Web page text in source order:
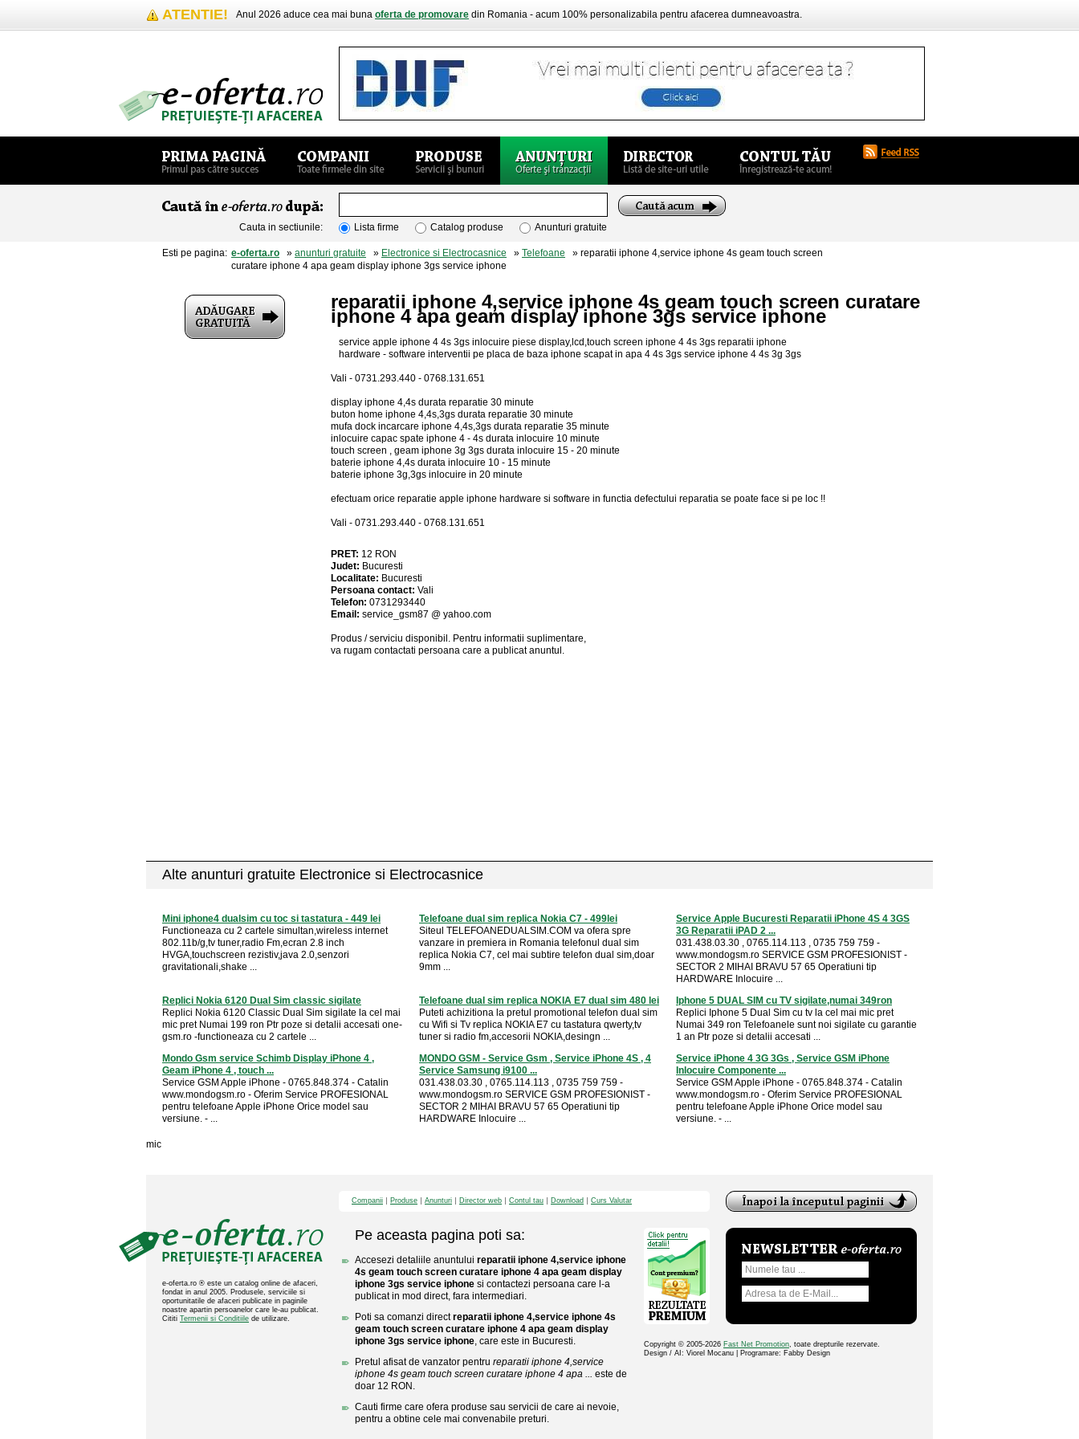
ATENTIE! Anul 2026 aduce cea mai buna oferta de promovare din Romania - acum 100% personalizabila pentru afacerea dumneavoastra.
Cauta in sectiunile: Lista firme Catalog produse Anunturi gratuite
Esti pe pagina: e-oferta.ro » anunturi gratuite » Electronice si Electrocasnice » Telefoane » reparatii iphone 4,service iphone 4s geam touch screen
curatare iphone 4 apa geam display iphone 3gs service iphone
reparatii iphone 4,service iphone 4s geam touch screen curatare
iphone 4 apa geam display iphone 3gs service iphone
service apple iphone 4 4s 3gs inlocuire piese display,lcd,touch screen iphone 4 4s 3gs reparatii iphone
hardware - software interventii pe placa de baza iphone scapat in apa 4 4s 3gs service iphone 4 4s 3g 3gs
Vali - 0731.293.440 - 0768.131.651
display iphone 4,4s durata reparatie 30 minute
buton home iphone 4,4s,3gs durata reparatie 30 minute
mufa dock incarcare iphone 4,4s,3gs durata reparatie 35 minute
inlocuire capac spate iphone 4 - 4s durata inlocuire 10 minute
touch screen , geam iphone 3g 3gs durata inlocuire 15 - 20 minute
baterie iphone 4,4s durata inlocuire 10 - 15 minute
baterie iphone 3g,3gs inlocuire in 20 minute
efectuam orice reparatie apple iphone hardware si software in functia defectului reparatia se poate face si pe loc !!
Vali - 0731.293.440 - 0768.131.651
PRET: 12 RON
Judet: Bucuresti
Localitate: Bucuresti
Persoana contact: Vali
Telefon: 0731293440
Email: service_gsm87 @ yahoo.com
Produs / serviciu disponibil . Pentru informatii suplimentare,
va rugam contactati persoana care a publicat anuntul.
Alte anunturi gratuite Electronice si Electrocasnice
Mini iphone4 dualsim cu toc si tastatura - 449 lei
Functioneaza cu 2 cartele simultan,wireless internet
802.11b/g,tv tuner,radio Fm,ecran 2.8 inch
HVGA,touchscreen rezistiv,java 2.0,senzori
gravitationali,shake ...
Telefoane dual sim replica Nokia C7 - 499lei
Siteul TELEFOANEDUALSIM.COM va ofera spre
vanzare in premiera in Romania telefonul dual sim
replica Nokia C7, cel mai subtire telefon dual sim,doar
9mm ...
Service Apple Bucuresti Reparatii iPhone 4S 4 3GS
3G Reparatii iPAD 2 ...
031.438.03.30 , 0765.114.113 , 0735 759 759 -
www.mondogsm.ro SERVICE GSM PROFESIONIST -
SECTOR 2 MIHAI BRAVU 57 65 Operatiuni tip
HARDWARE Inlocuire ...
Replici Nokia 6120 Dual Sim classic sigilate
Replici Nokia 6120 Classic Dual Sim sigilate la cel mai
mic pret Numai 199 ron Ptr poze si detalii accesati one-
gsm.ro -functioneaza cu 2 cartele ...
Telefoane dual sim replica NOKIA E7 dual sim 480 lei
Puteti achizitiona la pretul promotional telefon dual sim
cu Wifi si Tv replica NOKIA E7 cu tastatura qwerty,tv
tuner si radio fm,accesorii NOKIA,desingn ...
Iphone 5 DUAL SIM cu TV sigilate,numai 349ron
Replici Iphone 5 Dual Sim cu tv la cel mai mic pret
Numai 349 ron Telefoanele sunt noi sigilate cu garantie
1 an Ptr poze si detalii accesati ...
Mondo Gsm service Schimb Display iPhone 4 ,
Geam iPhone 4 , touch ...
Service GSM Apple iPhone - 0765.848.374 - Catalin
www.mondogsm.ro - Oferim Service PROFESIONAL
pentru telefoane Apple iPhone Orice model sau
versiune. - ...
MONDO GSM - Service Gsm , Service iPhone 4S , 4
Service Samsung i9100 ...
031.438.03.30 , 0765.114.113 , 0735 759 759 -
www.mondogsm.ro SERVICE GSM PROFESIONIST -
SECTOR 2 MIHAI BRAVU 57 65 Operatiuni tip
HARDWARE Inlocuire ...
Service iPhone 4 3G 3Gs , Service GSM iPhone
Inlocuire Componente ...
Service GSM Apple iPhone - 0765.848.374 - Catalin
www.mondogsm.ro - Oferim Service PROFESIONAL
pentru telefoane Apple iPhone Orice model sau
versiune. - ...
mic
e-oferta.ro ® este un catalog online de afaceri,
fondat in anul 2005. Produsele, serviciile si
oportunitatile de afaceri publicate in paginile
noastre apartin persoanelor care le-au publicat.
Cititi Termenii si Conditiile de utilizare.
Companii Produse Anunturi Director web Contul tau Download Curs Valutar
Pe aceasta pagina poti sa:
Accesezi detaliile anuntului reparatii iphone 4,service iphone
4s geam touch screen curatare iphone 4 apa geam display
iphone 3gs service iphone si contactezi persoana care l-a
publicat in mod direct, fara intermediari.
Poti sa comanzi directreparatii iphone 4,service iphone 4s
geam touch screen curatare iphone 4 apa geam display
iphone 3gs service iphone, care este in Bucuresti.
Pretul afisat de vanzator pentru reparatii iphone 4,service
iphone 4s geam touch screen curatare iphone 4 apa ... este de
doar 12 RON.
Cauti firme care ofera produse sau servicii de care ai nevoie,
pentru a obtine cele mai convenabile preturi.
Copyright © 2005-2026 Fast Net Promotion, toate drepturile rezervate.
Design / AI: Viorel Mocanu | Programare: Fabby Design